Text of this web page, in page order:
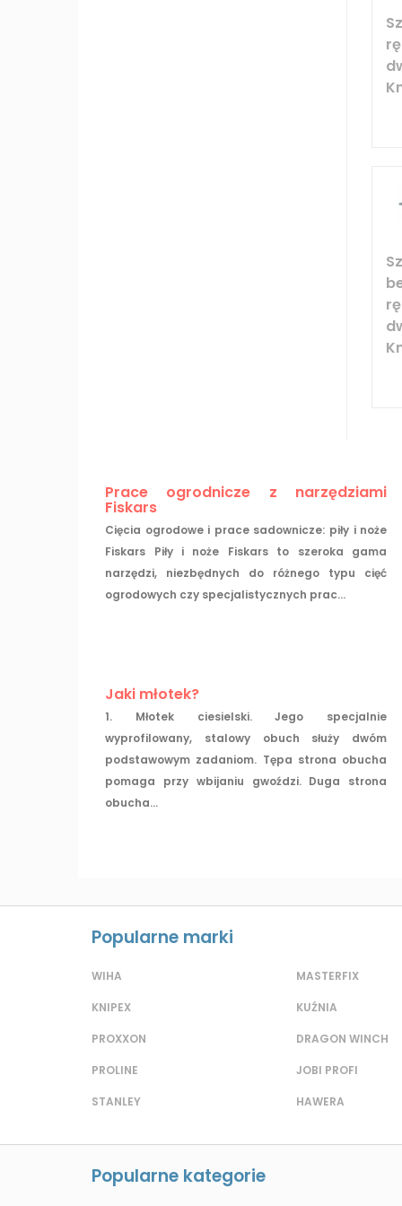
Prace ogrodnicze z narzędziami
Fiskars
Cięcia ogrodowe i prace sadownicze: piły i noże
Fiskars Piły i noże Fiskars to szeroka gama
narzędzi, niezbędnych do różnego typu cięć
ogrodowych czy specjalistycznych prac...
Jaki młotek?
1. Młotek ciesielski. Jego specjalnie
wyprofilowany, stalowy obuch służy dwóm
podstawowym zadaniom. Tępa strona obucha
pomaga przy wbijaniu gwoździ. Duga strona
obucha...
Popularne marki
WIHA
KNIPEX
PROXXON
PROLINE
STANLEY
MASTERFIX
KUŹNIA
DRAGON WINCH
JOBI PROFI
HAWERA
Popularne kategorie